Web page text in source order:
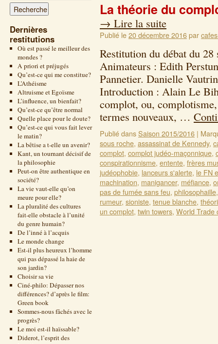
Dernières
restitutions
Où est passé le meilleur des
mondes ?
A priori et préjugés
Qu’est-ce qui me constitue?
L’Athéisme
Altruisme et Egoïsme
L’influence, un bienfait?
Qu’est-ce qu’être normal
Quelle place pour le doute?
Qu’est-ce qui vous fait lever
le matin?
La bêtise a t-elle un avenir?
Kant, un tournant décisif de
la philosophie
Peut-on être authentique en
société?
La vie vaut-elle qu’on
meure pour elle?
La pluralité des cultures
fait-elle obstacle à l’unité
du genre humain?
De l’inné à l’acquis
Le monde change
Est-il plus heureux l’homme
qui pas dépassé la haie de
son jardin?
Choisir sa vie
Ciné-philo: Dépasser nos
différences? d’après le film:
Green book
Sommes-nous fâchés avec le
progrès?
Le moi est-il haïssable?
Diderot, l’esprit des
La théorie du
→ Lire la suite
Publié le20 décembre 2016par
Restitution du débat du
Animateurs : Edith
Pannetier. Danielle
Introduction : Alain Le
complot, ou,
termes nouveaux, …
Publié dansSaison 2015/2016 |
sous roche, assassinat de Kennedy,
complot, complot judéo-maçonnique,
conspirationnisme, entente, frères
judéophobie, lanceurs s'alerte, le FN
machination, manigancer, méfiance,
pas de fumée sans feu, philosophaille
rumeur, sioniste, tenue blanche,
un complot, twin towers, World Trade